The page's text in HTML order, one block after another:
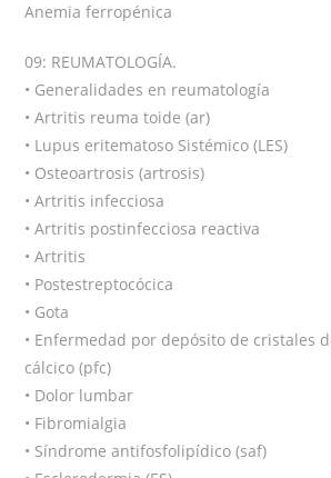
Anemia ferropénica
09: REUMATOLOGÍA.
• Generalidades en reumatología
• Artritis reuma toide (ar)
• Lupus eritematoso Sistémico (LES)
• Osteoartrosis (artrosis)
• Artritis infecciosa
• Artritis postinfecciosa reactiva
• Artritis
• Postestreptocócica
• Gota
• Enfermedad por depósito de cristales
cálcico (pfc)
• Dolor lumbar
• Fibromialgia
• Síndrome antifosfolipídico (saf)